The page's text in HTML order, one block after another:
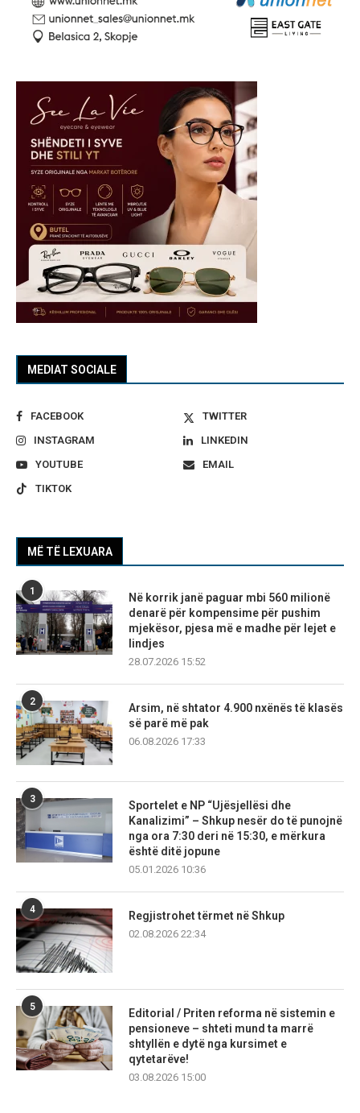
MEDIAT SOCIALE
FACEBOOK
TWITTER
INSTAGRAM
LINKEDIN
YOUTUBE
EMAIL
TIKTOK
MË TË LEXUARA
1
Në korrik janë paguar mbi 560 milionë
denarë për kompensime për pushim
mjekësor, pjesa më e madhe për lejet e
lindjes
28.07.2026 15:52
2
Arsim, në shtator 4.900 nxënës të klasës
së parë më pak
06.08.2026 17:33
3
Sportelet e NP “Ujësjellësi dhe
Kanalizimi” – Shkup nesër do të punojnë
nga ora 7:30 deri në 15:30, e mërkura
është ditë jopune
05.01.2026 10:36
4
Regjistrohet tërmet në Shkup
02.08.2026 22:34
5
Editorial / Priten reforma në sistemin e
pensioneve – shteti mund ta marrë
shtyllën e dytë nga kursimet e
qytetarëve!
03.08.2026 15:00